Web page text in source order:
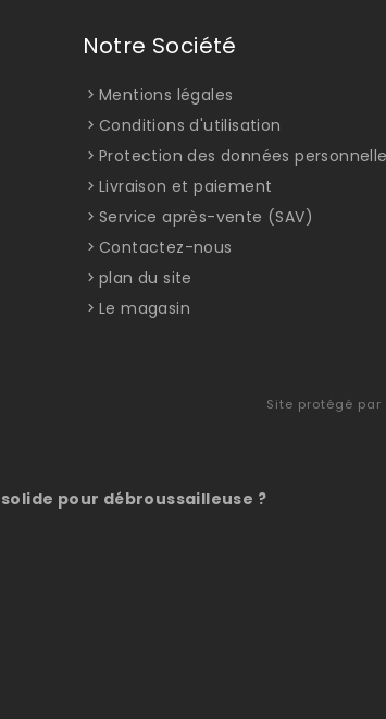
Notre Société
Mentions légales
Conditions d'utilisation
Protection des données
Livraison et paiement
Service après-vente (SAV)
Contactez-nous
plan du site
Le magasin
Site protégé par
pour débroussailleuse ?